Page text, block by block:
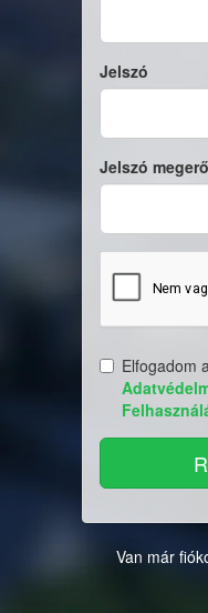
Jelszó
Jelszó
Elfogadom
Van már